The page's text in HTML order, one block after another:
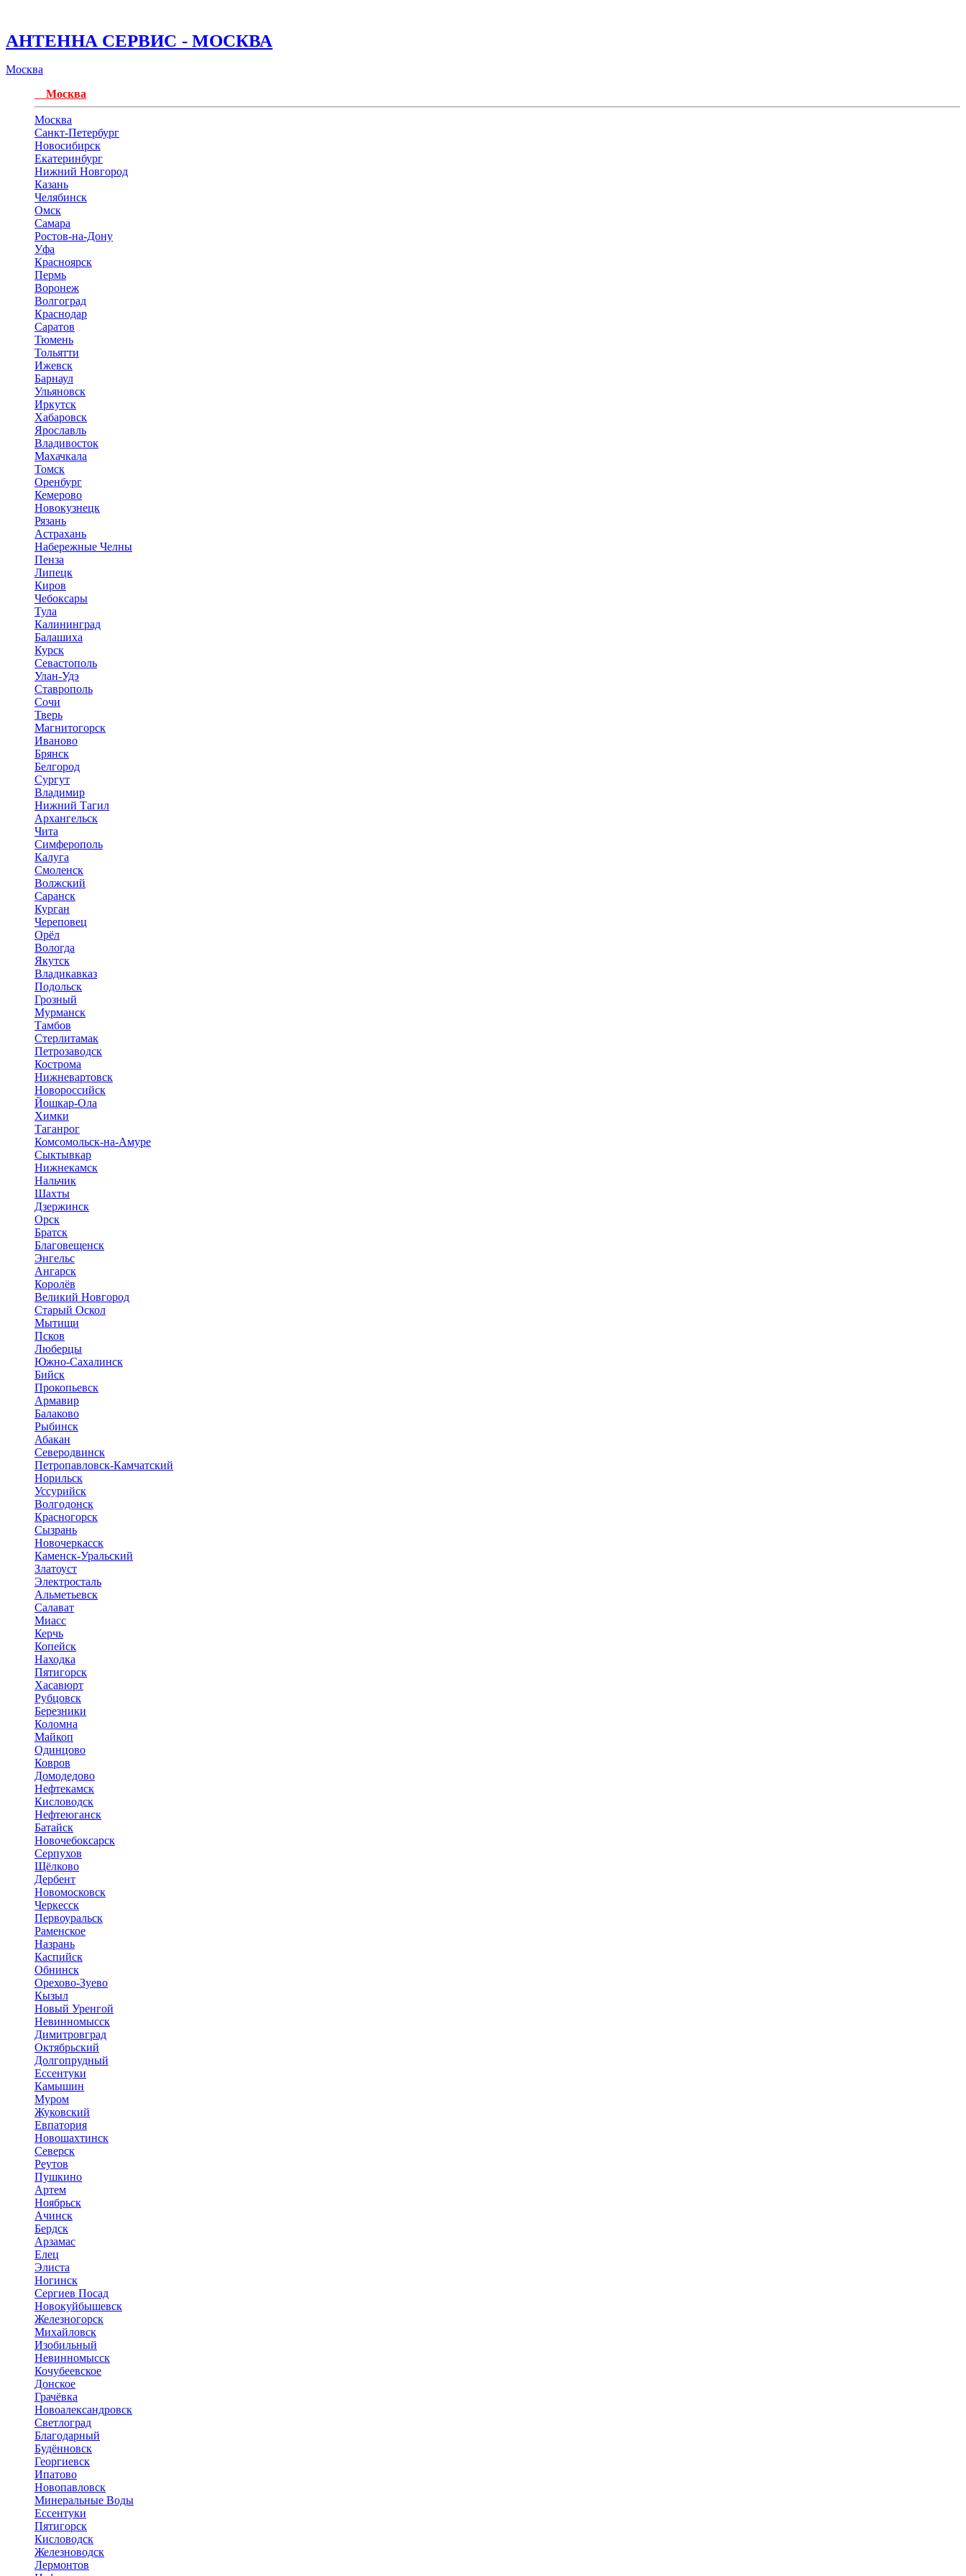
АНТЕННА СЕРВИС - МОСКВА
Москва
Москва
Москва
Санкт-Петербург
Новосибирск
Екатеринбург
Нижний Новгород
Казань
Челябинск
Омск
Самара
Ростов-на-Дону
Уфа
Красноярск
Пермь
Воронеж
Волгоград
Краснодар
Саратов
Тюмень
Тольятти
Ижевск
Барнаул
Ульяновск
Иркутск
Хабаровск
Ярославль
Владивосток
Махачкала
Томск
Оренбург
Кемерово
Новокузнецк
Рязань
Астрахань
Набережные Челны
Пенза
Липецк
Киров
Чебоксары
Тула
Калининград
Балашиха
Курск
Севастополь
Улан-Удэ
Ставрополь
Сочи
Тверь
Магнитогорск
Иваново
Брянск
Белгород
Сургут
Владимир
Нижний Тагил
Архангельск
Чита
Симферополь
Калуга
Смоленск
Волжский
Саранск
Курган
Череповец
Орёл
Вологда
Якутск
Владикавказ
Подольск
Грозный
Мурманск
Тамбов
Стерлитамак
Петрозаводск
Кострома
Нижневартовск
Новороссийск
Йошкар-Ола
Химки
Таганрог
Комсомольск-на-Амуре
Сыктывкар
Нижнекамск
Нальчик
Шахты
Дзержинск
Орск
Братск
Благовещенск
Энгельс
Ангарск
Королёв
Великий Новгород
Старый Оскол
Мытищи
Псков
Люберцы
Южно-Сахалинск
Бийск
Прокопьевск
Армавир
Балаково
Рыбинск
Абакан
Северодвинск
Петропавловск-Камчатский
Норильск
Уссурийск
Волгодонск
Красногорск
Сызрань
Новочеркасск
Каменск-Уральский
Златоуст
Электросталь
Альметьевск
Салават
Миасс
Керчь
Копейск
Находка
Пятигорск
Хасавюрт
Рубцовск
Березники
Коломна
Майкоп
Одинцово
Ковров
Домодедово
Нефтекамск
Кисловодск
Нефтеюганск
Батайск
Новочебоксарск
Серпухов
Щёлково
Дербент
Новомосковск
Черкесск
Первоуральск
Раменское
Назрань
Каспийск
Обнинск
Орехово-Зуево
Кызыл
Новый Уренгой
Невинномысск
Димитровград
Октябрьский
Долгопрудный
Ессентуки
Камышин
Муром
Жуковский
Евпатория
Новошахтинск
Северск
Реутов
Пушкино
Артем
Ноябрьск
Ачинск
Бердск
Арзамас
Елец
Элиста
Ногинск
Сергиев Посад
Новокуйбышевск
Железногорск
Михайловск
Изобильный
Невинномысск
Кочубеевское
Донское
Грачёвка
Новоалександровск
Светлоград
Благодарный
Будённовск
Георгиевск
Ипатово
Новопавловск
Минеральные Воды
Ессентуки
Пятигорск
Кисловодск
Железноводск
Лермонтов